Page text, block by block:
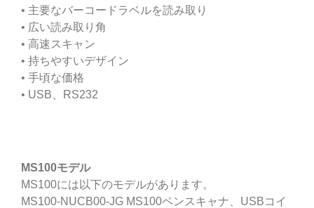
• 主要なバーコードラベルを読み取り
• 広い読み取り角
• 高速スキャン
• 持ちやすいデザイン
• 手頃な価格
• USB、RS232
MS100モデル
MS100には以下のモデルがあります。
MS100-NUCB00-JG MS100ペンスキャナ、USBコイ